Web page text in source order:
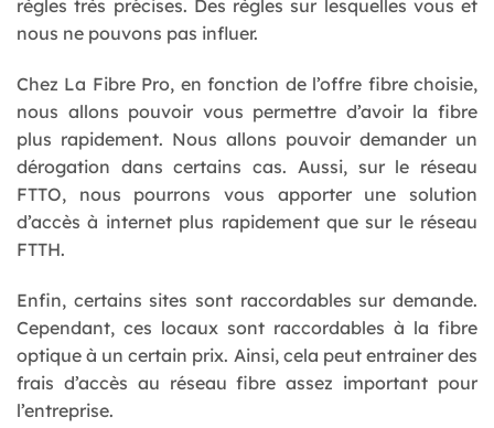
règles très précises. Des règles sur lesquelles vous et
nous ne pouvons pas influer.
Chez La Fibre Pro, en fonction de l’offre fibre choisie,
nous allons pouvoir vous permettre d’avoir la fibre
plus rapidement. Nous allons pouvoir demander un
dérogation dans certains cas. Aussi, sur le réseau
FTTO, nous pourrons vous apporter une solution
d’accès à internet plus rapidement que sur le réseau
FTTH.
Enfin, certains sites sont raccordables sur demande.
Cependant, ces locaux sont raccordables à la fibre
optique à un certain prix. Ainsi, cela peut entrainer des
frais d’accès au réseau fibre assez important pour
l’entreprise.